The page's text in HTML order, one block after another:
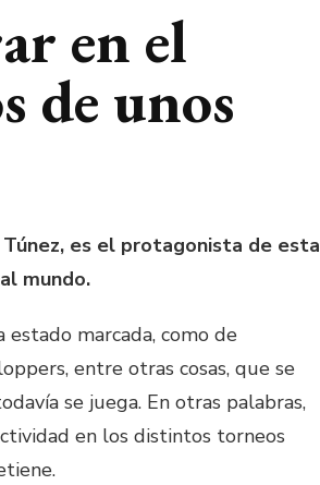
en el
de unos
Túnez, es el protagonista de esta
mundo.
marcada, como de
entre otras cosas, que se
se juega. En otras palabras,
en los distintos torneos